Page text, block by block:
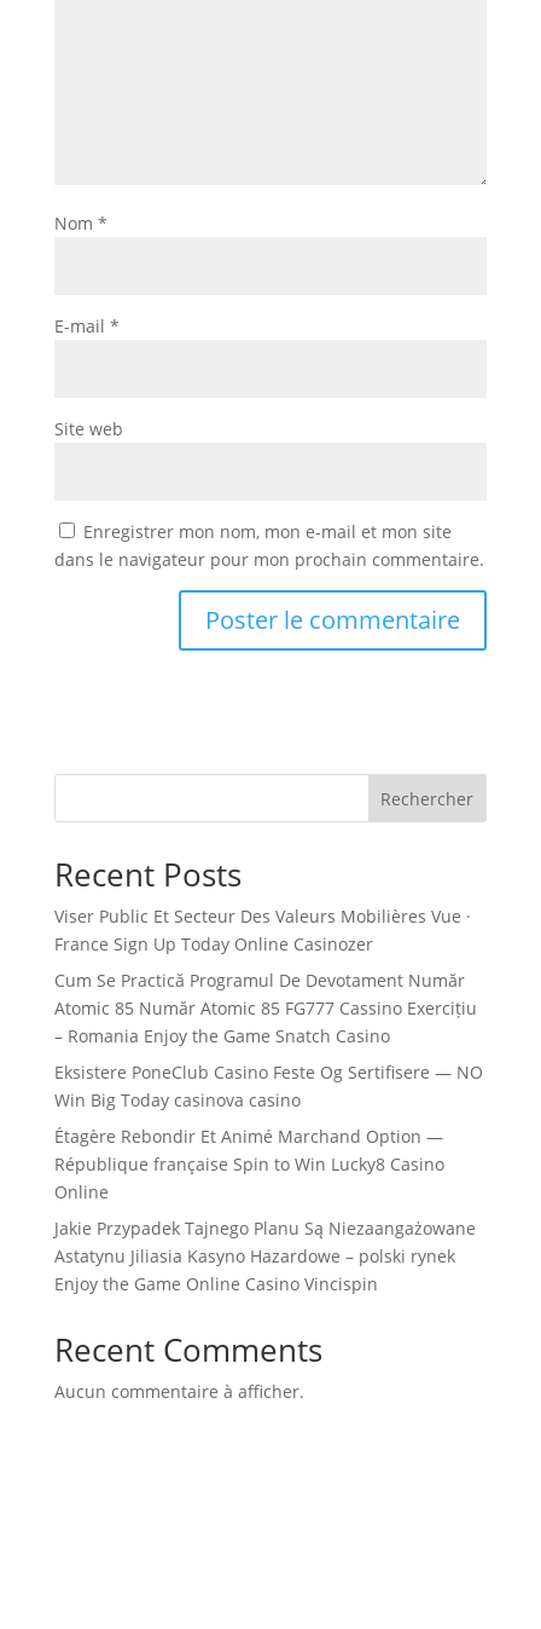
Nom *
E-mail *
Site web
Enregistrer mon nom, mon e-mail et mon site
dans le navigateur pour mon prochain commentaire.
Rechercher
Recent Posts
Viser Public Et Secteur Des Valeurs Mobilières Vue ·
France Sign Up Today Online Casinozer
Cum Se Practică Programul De Devotament Număr
Atomic 85 Număr Atomic 85 FG777 Cassino Exercițiu
– Romania Enjoy the Game Snatch Casino
Eksistere PoneClub Casino Feste Og Sertifisere — NO
Win Big Today casinova casino
Étagère Rebondir Et Animé Marchand Option —
République française Spin to Win Lucky8 Casino
Online
Jakie Przypadek Tajnego Planu Są Niezaangażowane
Astatynu Jiliasia Kasyno Hazardowe – polski rynek
Enjoy the Game Online Casino Vincispin
Recent Comments
Aucun commentaire à afficher.